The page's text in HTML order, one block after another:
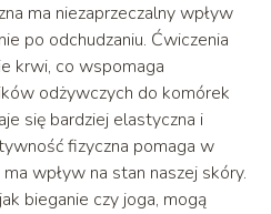
ma niezaprzeczalny wpływ
po odchudzaniu. Ćwiczenia
krwi, co wspomaga
odżywczych do komórek
się bardziej elastyczna i
fizyczna pomaga w
wpływ na stan naszej skóry.
bieganie czy joga, mogą